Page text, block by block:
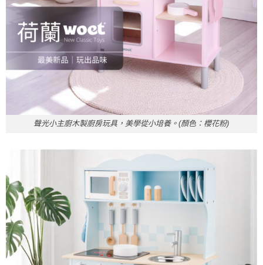
聲光小主廚木製廚房玩具，美學從小培養。(顏色：櫻花粉)